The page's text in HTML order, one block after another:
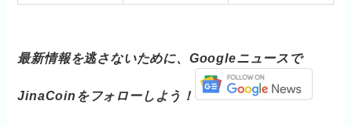
最新情報を逃さないために、Googleニュースで
JinaCoinをフォローしよう！